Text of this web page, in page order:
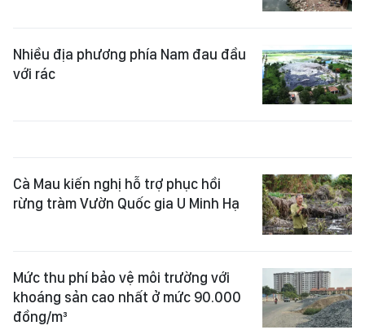
Nhiều địa phương phía Nam đau đầu
với rác
Cà Mau kiến nghị hỗ trợ phục hồi
rừng tràm Vườn Quốc gia U Minh Hạ
Mức thu phí bảo vệ môi trường với
khoáng sản cao nhất ở mức 90.000
đồng/m³